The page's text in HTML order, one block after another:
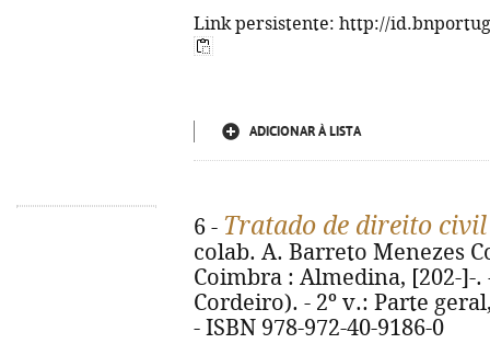
Link persistente: http://
ADICIONAR À LISTA
6 - Tratado de direito civil
colab. A. Barreto Menezes
Coimbra : Almedina, [202-]-.
Cordeiro). - 2º v.: Parte
- ISBN 978-972-40-9186-0